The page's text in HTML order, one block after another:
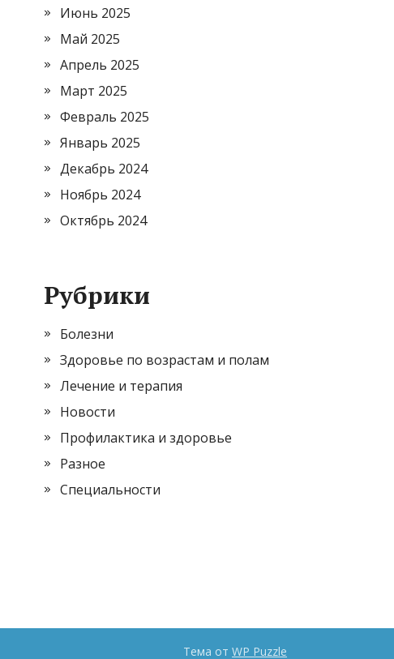
Июнь 2025
Май 2025
Апрель 2025
Март 2025
Февраль 2025
Январь 2025
Декабрь 2024
Ноябрь 2024
Октябрь 2024
Рубрики
Болезни
Здоровье по возрастам и полам
Лечение и терапия
Новости
Профилактика и здоровье
Разное
Специальности
Тема от WP Puzzle